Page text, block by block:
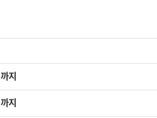
까지
까지